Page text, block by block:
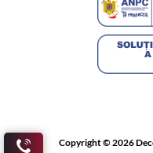
Copyright © 2026